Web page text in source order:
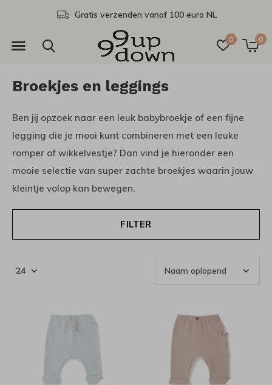
0 0
Gratis afhalen in onze winkel
Broekjes en leggings
Ben jij opzoek naar een leuk babybroekje of een fijne
legging die je mooi kunt combineren met een leuke
romper of wikkelvestje? Dan vind je hieronder een
mooie selectie van super zachte broekjes waarin jouw
kleintje volop kan bewegen.
FILTER